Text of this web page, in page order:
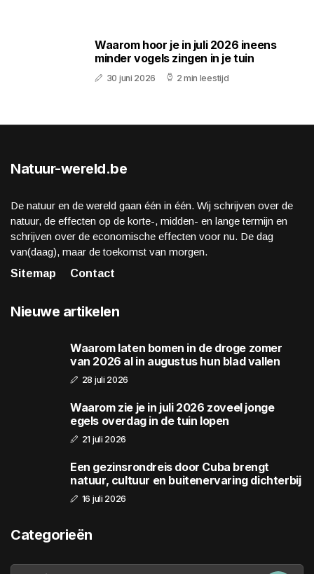
Waarom hoor je in juli 2026 ineens
minder vogels zingen in je tuin
30 juni 2026 2 min leestijd
Natuur-wereld.be
De natuur en de wereld gaan één in één. Wij schrijven over de
natuur, de effecten op de korte-, midden- en lange termijn en
schrijven over de economische effecten voor nu. De dag
van(daag), maar de toekomst van morgen.
Sitemap
Contact
Nieuwe artikelen
Waarom laten bomen in de droge zomer
van 2026 al in augustus hun blad vallen
28 juli 2026
Waarom zie je in juli 2026 zoveel jonge
egels overdag in de tuin lopen
21 juli 2026
Een gezinsrondreis door Cuba brengt
natuur, cultuur en buitenervaring dichterbij
16 juli 2026
Categorieën